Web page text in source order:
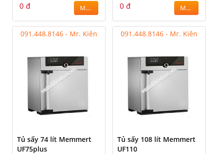
0 đ MUA 0 đ MUA
091.448.8146 - Mr. Kiên
Tủ sấy 74 lít Memmert
UF75plus
091.448.8146 - Mr. Kiên
Tủ sấy 108 lít Memmert
UF110